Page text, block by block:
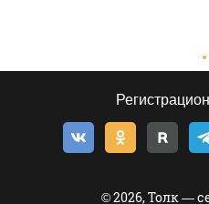
© 2026, Толк —